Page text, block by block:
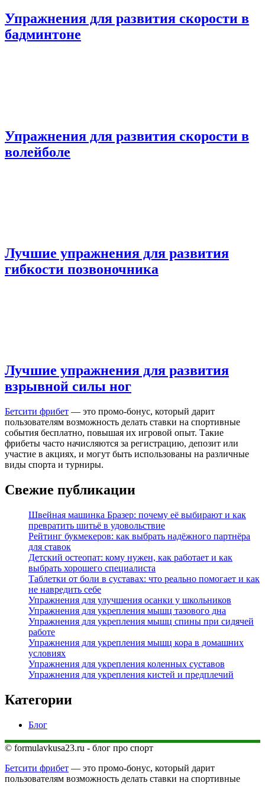
Упражнения для развития скорости в
бадминтоне
Упражнения для развития скорости в
волейболе
Лучшие упражнения для развития
гибкости позвоночника
Лучшие упражнения для развития
взрывной силы ног
Бетсити фрибет — это промо-бонус, который дарит
пользователям возможность делать ставки на спортивные
события бесплатно, повышая их игровой опыт. Такие
фрибеты часто начисляются за регистрацию, депозит или
участие в акциях, и могут быть использованы на различные
виды спорта и турниры.
Свежие публикации
Швейная машинка Бразер: почему её выбирают и как
превратить шитьё в удовольствие
Рейтинг букмекеров: как выбрать надёжного партнёра
для ставок
Детский остеопат: кому нужен, как работает и как
выбрать хорошего специалиста
Таблетки от боли в суставах: что реально помогает и как
не навредить себе
Упражнения для улучшения осанки у школьников
Упражнения для укрепления мышц тазового дна
Упражнения для укрепления мышц спины при сидячей
работе
Упражнения для укрепления мышц кора в домашних
условиях
Упражнения для укрепления коленных суставов
Упражнения для укрепления кистей и предплечий
Категории
Блог
© formulavkusa23.ru - блог про спорт
Бетсити фрибет — это промо-бонус, который дарит
пользователям возможность делать ставки на спортивные